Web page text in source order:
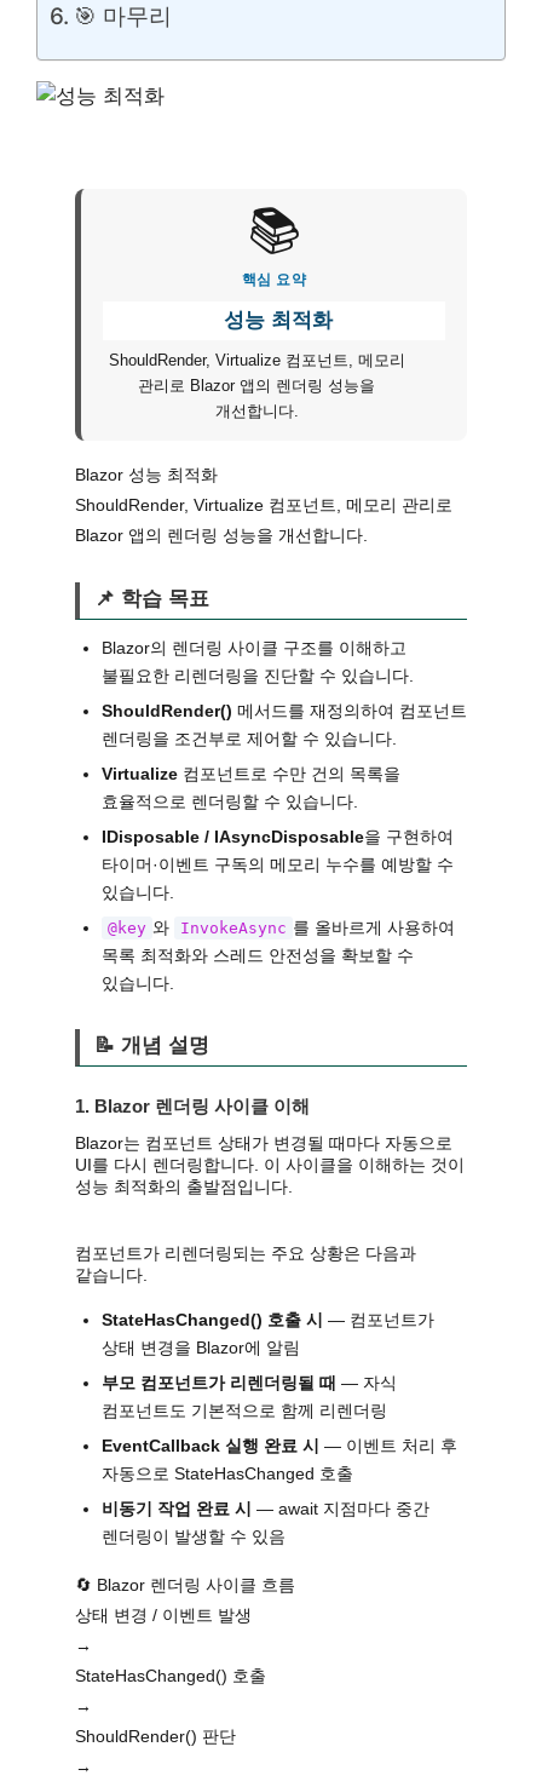
🎯 마무리
📚
핵심 요약
성능 최적화
ShouldRender, Virtualize 컴포넌트, 메모리
관리로 Blazor 앱의 렌더링 성능을
개선합니다.
Blazor 성능 최적화
ShouldRender, Virtualize 컴포넌트, 메모리 관리로
Blazor 앱의 렌더링 성능을 개선합니다.
📌 학습 목표
Blazor의 렌더링 사이클 구조를 이해하고
불필요한 리렌더링을 진단할 수 있습니다.
ShouldRender() 메서드를 재정의하여 컴포넌트
렌더링을 조건부로 제어할 수 있습니다.
Virtualize 컴포넌트로 수만 건의 목록을
효율적으로 렌더링할 수 있습니다.
IDisposable / IAsyncDisposable을 구현하여
타이머·이벤트 구독의 메모리 누수를 예방할 수
있습니다.
@key 와 InvokeAsync 를 올바르게 사용하여
목록 최적화와 스레드 안전성을 확보할 수
있습니다.
📝 개념 설명
1. Blazor 렌더링 사이클 이해
Blazor는 컴포넌트 상태가 변경될 때마다 자동으로
UI를 다시 렌더링합니다. 이 사이클을 이해하는 것이
성능 최적화의 출발점입니다.
컴포넌트가 리렌더링되는 주요 상황은 다음과
같습니다.
StateHasChanged() 호출 시 — 컴포넌트가
상태 변경을 Blazor에 알림
부모 컴포넌트가 리렌더링될 때 — 자식
컴포넌트도 기본적으로 함께 리렌더링
EventCallback 실행 완료 시 — 이벤트 처리 후
자동으로 StateHasChanged 호출
비동기 작업 완료 시 — await 지점마다 중간
렌더링이 발생할 수 있음
🔄 Blazor 렌더링 사이클 흐름
상태 변경 / 이벤트 발생
→
StateHasChanged() 호출
→
ShouldRender() 판단
→